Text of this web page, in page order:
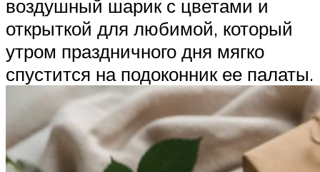
воздушный шарик с цветами и
открыткой для любимой, который
утром праздничного дня мягко
спустится на подоконник ее палаты.